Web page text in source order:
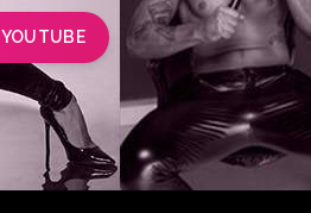
YOUTUBE